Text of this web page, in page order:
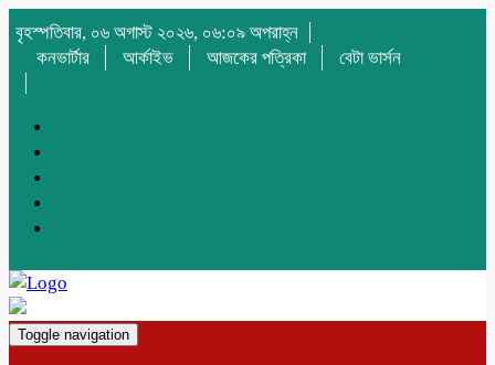
বৃহস্পতিবার, ০৬ অগাস্ট ২০২৬, ০৬:০৯ অপরাহ্ন
কনভার্টার
আর্কাইভ আজকের পত্রিকা বেটা ভার্সন
Toggle navigation